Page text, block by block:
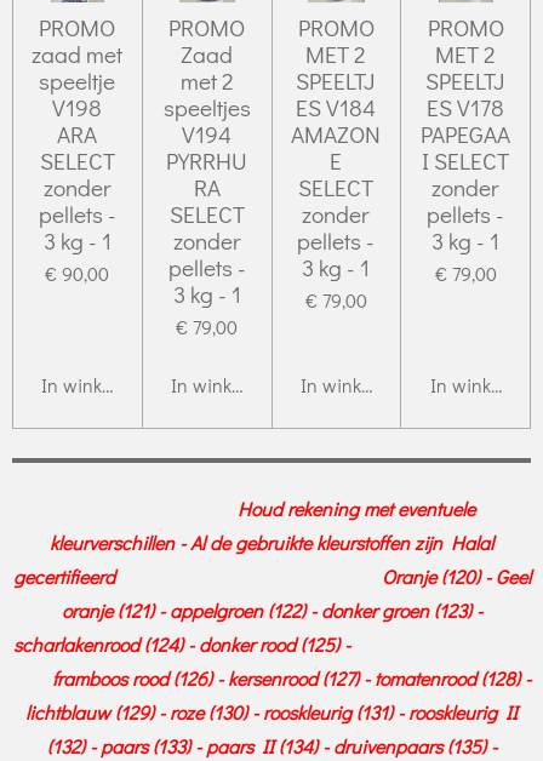
PROMO
zaad met
speeltje
V198
ARA
SELECT
zonder
pellets -
3 kg - 1
€ 90,00
In winkelwagen
PROMO
Zaad
met 2
speeltjes
V194
PYRRHU
RA
SELECT
zonder
pellets -
3 kg - 1
€ 79,00
In winkelwagen
PROMO
MET 2
SPEELTJ
ES V184
AMAZON
E
SELECT
zonder
pellets -
3 kg - 1
€ 79,00
In winkelwagen
PROMO
MET 2
SPEELTJ
ES V178
PAPEGAA
I SELECT
zonder
pellets -
3 kg - 1
€ 79,00
In
Houd rekening met eventuele
kleurverschillen - Al de gebruikte kleurstoffen zijn Halal
gecertifieerd Oranje (120) - Geel
oranje (121) - appelgroen (122) - donker groen (123) -
scharlakenrood (124) - donker rood (125) -
framboos rood (126) - kersenrood (127) - tomatenrood (128) -
lichtblauw (129) - roze (130) - rooskleurig (131) - rooskleurig II
(132) - paars (133) - paars II (134) - druivenpaars (135) -